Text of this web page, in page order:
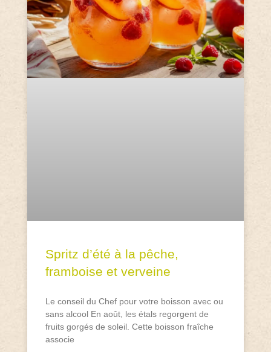
Spritz d’été à la pêche,
framboise et verveine
Le conseil du Chef pour votre boisson avec ou
sans alcool En août, les étals regorgent de
fruits gorgés de soleil. Cette boisson fraîche
associe